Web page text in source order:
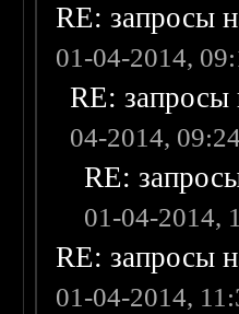
RE: запросы
01-04-2014,
RE: запросы
04-2014,
RE:
01-04-2014,
RE: запросы
01-04-2014,